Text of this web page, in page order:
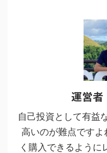
運営者
自己投資として有益
高いのが難点です
く購入できるように